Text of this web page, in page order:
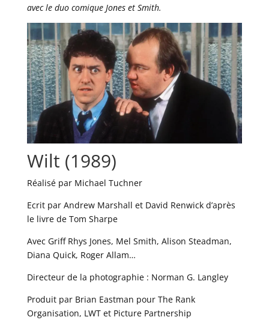
avec le duo comique Jones et Smith.
Wilt (1989)
Réalisé par Michael Tuchner
Ecrit par Andrew Marshall et David Renwick d’après
le livre de Tom Sharpe
Avec Griff Rhys Jones, Mel Smith, Alison Steadman,
Diana Quick, Roger Allam…
Directeur de la photographie : Norman G. Langley
Produit par Brian Eastman pour The Rank
Organisation, LWT et Picture Partnership